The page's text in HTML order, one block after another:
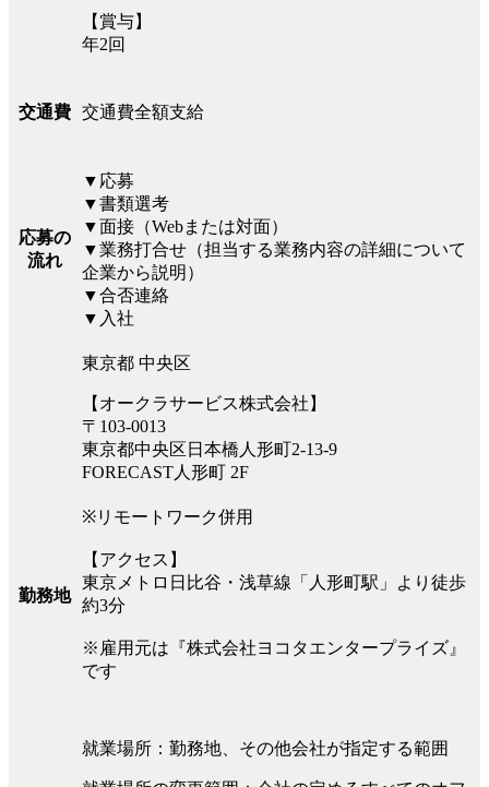
【賞与】
年2回
交通費 交通費全額支給
応募の
流れ
▼応募
▼書類選考
▼面接（Webまたは対面）
▼業務打合せ（担当する業務内容の詳細について
企業から説明）
▼合否連絡
▼入社
勤務地
東京都 中央区
【オークラサービス株式会社】
〒103-0013
東京都中央区日本橋人形町2-13-9
FORECAST人形町 2F
※リモートワーク併用
【アクセス】
東京メトロ日比谷・浅草線「人形町駅」より徒歩
約3分
※雇用元は『株式会社ヨコタエンタープライズ』
です
就業場所：勤務地、その他会社が指定する範囲